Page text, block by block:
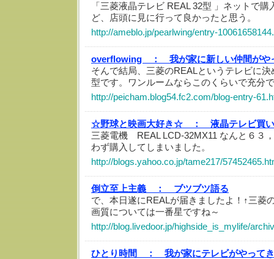
「三菱液晶テレビ REAL 32型 」ネットで
ど、店頭に見に行って良かったと思う。
http://ameblo.jp/pearlwing/entry-
overflowing ：
我が家に新しい仲間がや
そんで結局、三菱のREALというテレビに
型です。ワンルームならこのくらいで充分
http://peicham.blog54.fc2.com/blog-entry-
☆野球と映画大好き☆ ：
液晶テレビ買
三菱電機 REAL LCD-32MX11 なんと６３
わず購入してしまいました。
http://blogs.yahoo.co.jp/tame217/
倒立至上主義 ：
ブツブツ語る
で、本日遂にREALが届きましたよ！↑三菱
画質については一番星ですね～
http://blog.livedoor.jp/highside_is_mylife/
ひとり時間 ：
我が家にテレビがやって